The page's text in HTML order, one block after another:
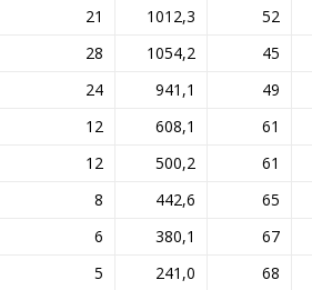
21 1012,3 52
28 1054,2 45
24 941,1 49
12 608,1 61
12 500,2 61
8 442,6 65
6 380,1 67
5 241,0 68